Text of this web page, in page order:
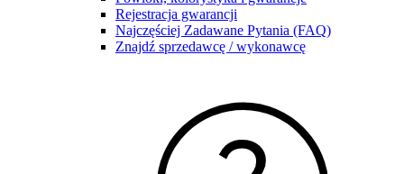
Rejestracja gwarancji
Najczęściej Zadawane Pytania (FAQ)
Znajdź sprzedawcę / wykonawcę